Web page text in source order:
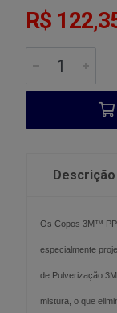
R$
Descrição
Os Copos 3M™
especialmente
de Pulverização
mistura, o que